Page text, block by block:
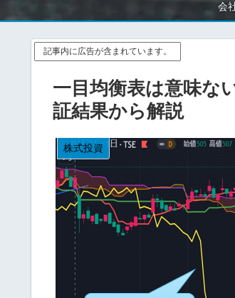
会
記事内に広告が含まれています。
一目均衡表は意味な
証結果から解説
株式投資